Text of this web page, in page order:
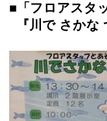
■ 「フロアスタ
『川で さかな